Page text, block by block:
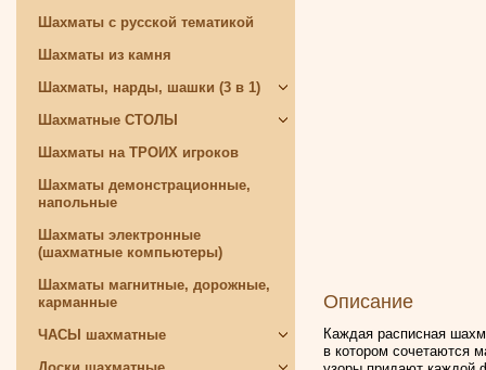
Описание
Каждая расписная
в котором сочетаются
Шахматы с русской тематикой
Шахматы из камня
Шахматы, нарды, шашки (3 в 1)
Шахматные СТОЛЫ
Шахматы на ТРОИХ игроков
Шахматы демонстрационные,
напольные
Шахматы электронные
(шахматные компьютеры)
Шахматы магнитные, дорожные,
карманные
ЧАСЫ шахматные